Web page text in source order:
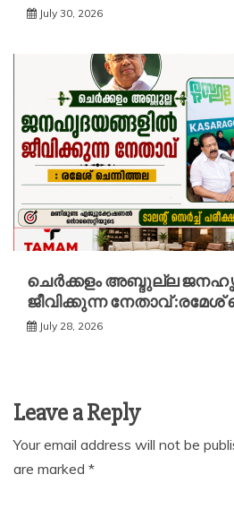
July 30, 2026
ചെർക്കളം അബ്ദുല്ല
ജീവിക്കുന്ന നേതാവ് :രമേശ്
July 28, 2026
Leave a Reply
Your email address will not be
are marked *